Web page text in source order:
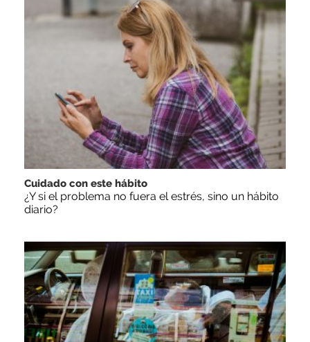
Cuidado con este hábito
¿Y si el problema no fuera el estrés, sino un hábito
diario?